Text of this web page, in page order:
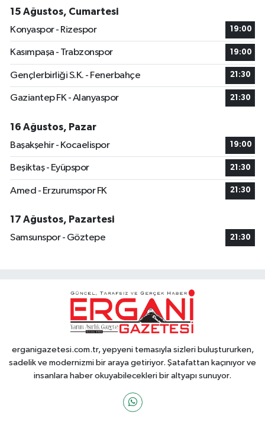
15 Ağustos, Cumartesi
Konyaspor - Rizespor
19:00
Kasımpaşa - Trabzonspor 19:00
Gençlerbirliği S.K. - Fenerbahçe 21:30
Gaziantep FK - Alanyaspor 21:30
16 Ağustos, Pazar
Başakşehir - Kocaelispor
19:00
Beşiktaş - Eyüpspor 21:30
Amed - Erzurumspor FK 21:30
17 Ağustos, Pazartesi
Samsunspor - Göztepe
21:30
erganigazetesi.com.tr, yepyeni temasıyla sizleri buluştururken,
sadelik ve modernizmi bir araya getiriyor. Şatafattan kaçınıyor ve
insanlara haber okuyabilecekleri bir altyapı sunuyor.